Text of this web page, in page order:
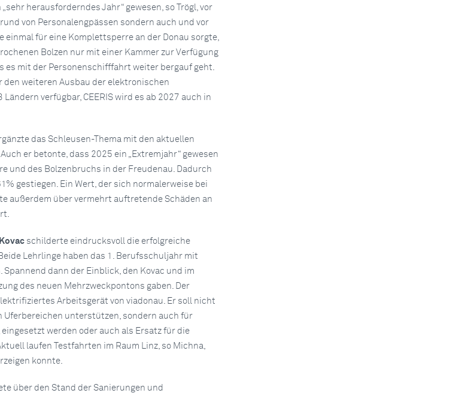
„sehr herausforderndes Jahr“ gewesen, so Trögl, vor
von Personalengpässen sondern auch und vor
einmal für eine Komplettsperre an der Donau sorgte,
Bolzen nur mit einer Kammer zur Verfügung
es mit der Personenschifffahrt weiter bergauf geht.
weiteren Ausbau der elektronischen
verfügbar, CEERIS wird es ab 2027 auch in
das Schleusen-Thema mit den aktuellen
er betonte, dass 2025 ein „Extremjahr“ gewesen
und des Bolzenbruchs in der Freudenau. Dadurch
gestiegen. Ein Wert, der sich normalerweise bei
außerdem über vermehrt auftretende Schäden an
schilderte eindrucksvoll die erfolgreiche
Lehrlinge haben das 1. Berufsschuljahr mit
dann der Einblick, den Kovac und im
des neuen Mehrzweckpontons gaben. Der
Arbeitsgerät von viadonau. Er soll nicht
unterstützen, sondern auch für
werden oder auch als Ersatz für die
laufen Testfahrten im Raum Linz, so Michna,
konnte.
über den Stand der Sanierungen und